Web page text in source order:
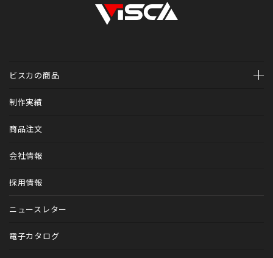
ビスカの商品
制作実績
商品注文
会社情報
採用情報
ニュースレター
電子カタログ